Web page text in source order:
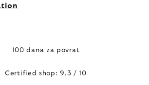
100 dana za povrat
Certified shop: 9,3 / 10